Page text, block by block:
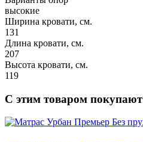
высокие
Ширина кровати, см.
131
Длина кровати, см.
207
Высота кровати, см.
119
С этим товаром покупают